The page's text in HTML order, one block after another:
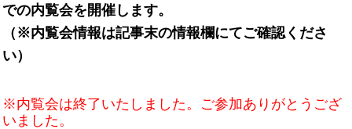
での内覧会を開催します。
（※内覧会情報は記事末の情報欄にてご確認くださ
い）
※内覧会は終了いたしました。ご参加ありがとうござ
いました。